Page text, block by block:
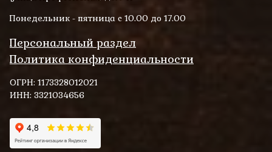
Понедельник - пятница с 10.00 до 17.00
Персональный раздел
Политика конфиденциальности
ОГРН: 1173328012021
ИНН: 3321034656